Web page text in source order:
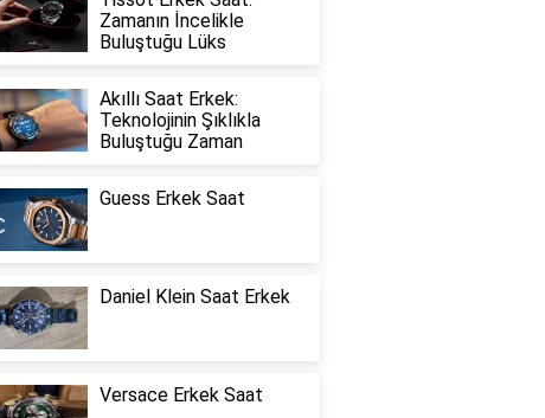
Zamanın İncelikle
Buluştuğu Lüks
Akıllı Saat Erkek:
Teknolojinin Şıklıkla
Buluştuğu Zaman
Guess Erkek Saat
Daniel Klein Saat Erkek
Versace Erkek Saat